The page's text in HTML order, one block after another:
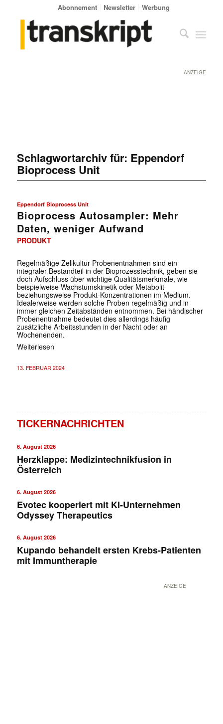
Abonnement Newsletter Werbung
ANZEIGE
Schlagwortarchiv für: Eppendorf
Bioprocess Unit
Eppendorf Bioprocess Unit
Bioprocess Autosampler: Mehr
Daten, weniger Aufwand
PRODUKT
Regelmäßige Zellkultur-Probenentnahmen sind ein
integraler Bestandteil in der Bioprozesstechnik, geben sie
doch Aufschluss über wichtige Qualitätsmerkmale, wie
beispielweise Wachstumskinetik oder Metabolit-
beziehungsweise Produkt-Konzentrationen im Medium.
Idealerweise werden solche Proben regelmäßig und in
immer gleichen Zeitabständen entnommen. Bei händischer
Probenentnahme bedeutet dies allerdings häufig
zusätzliche Arbeitsstunden in der Nacht oder an
Wochenenden.
Weiterlesen
13. FEBRUAR 2024
TICKERNACHRICHTEN
6. August 2026
Herzklappe: Medizintechnikfusion in
Österreich
6. August 2026
Evotec kooperiert mit KI-Unternehmen
Odyssey Therapeutics
6. August 2026
Kupando behandelt ersten Krebs-Patienten
mit Immuntherapie
ANZEIGE